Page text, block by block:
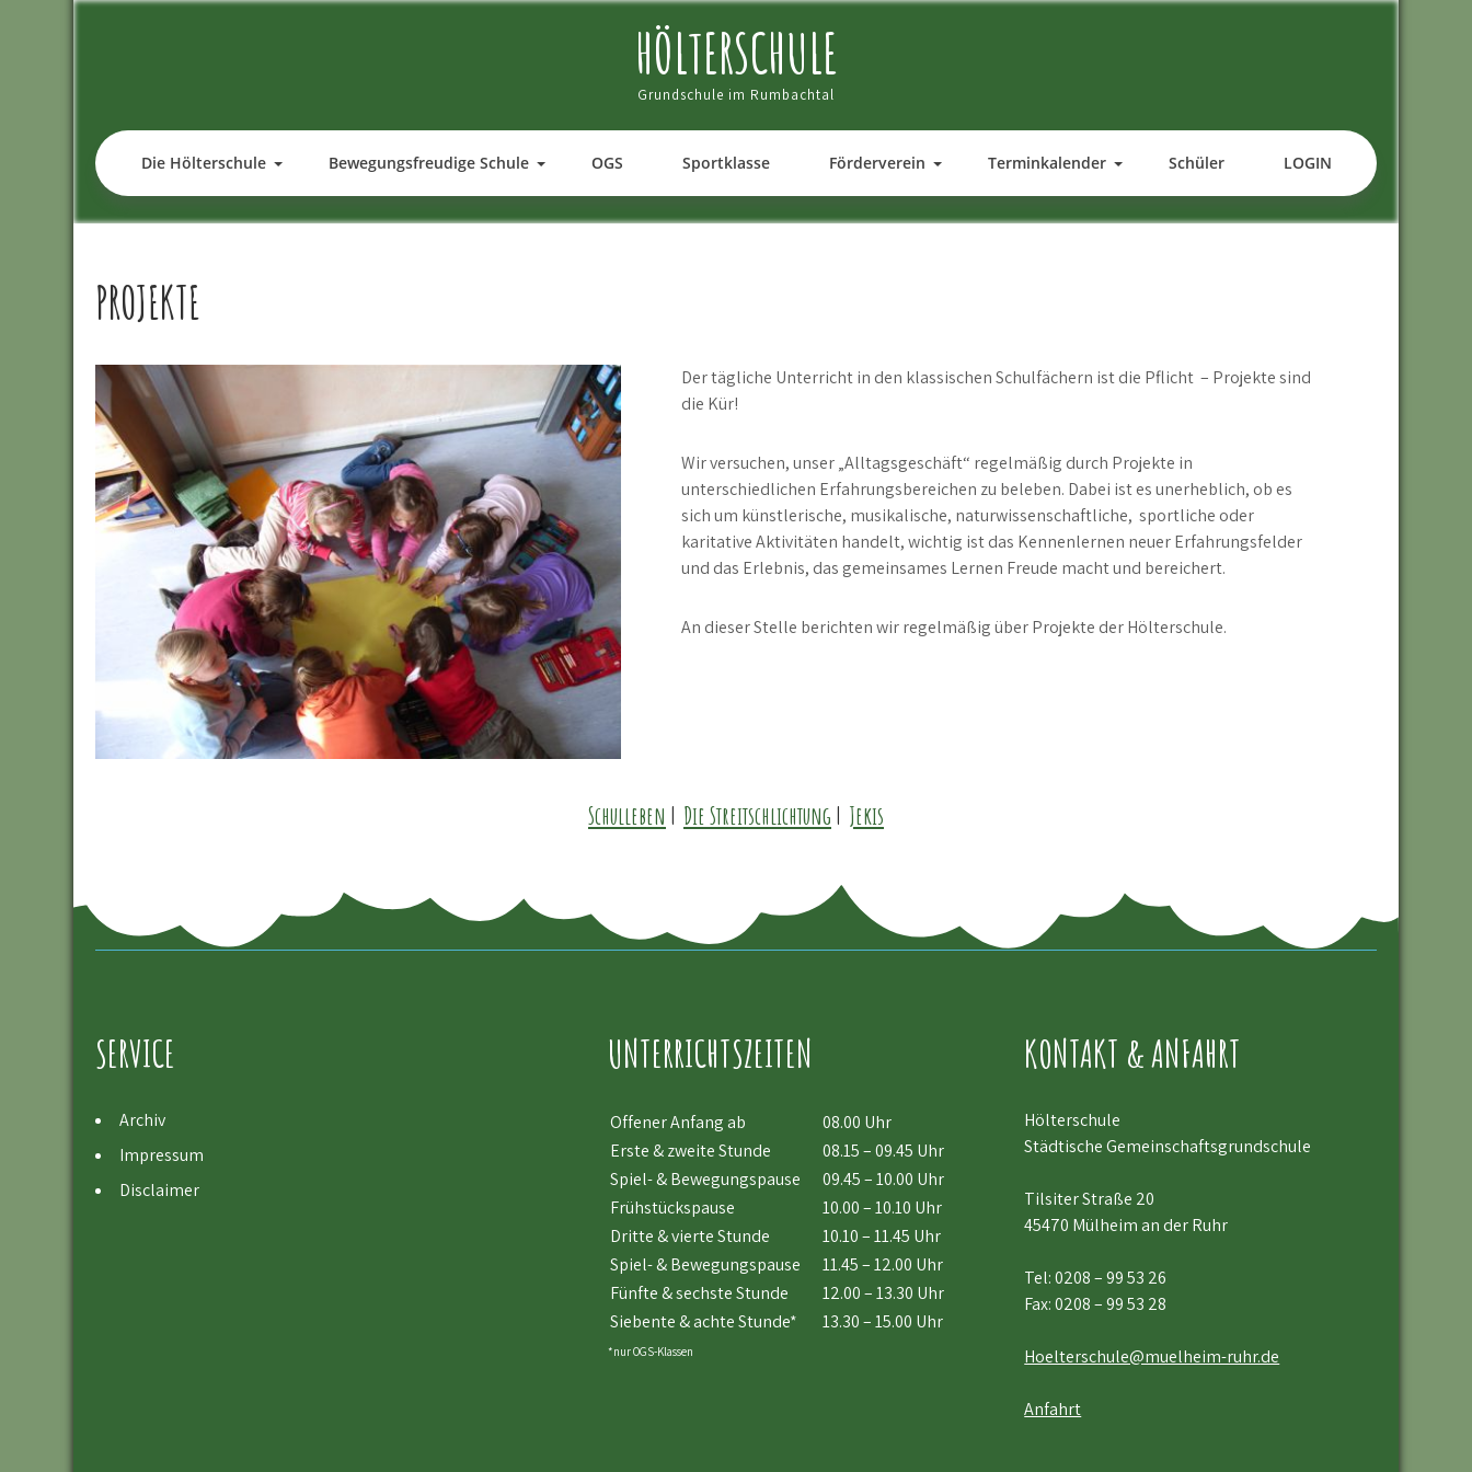
HÖLTERSCHULE
Grundschule im Rumbachtal
Die Hölterschule Bewegungsfreudige Schule OGS Sportklasse Förderverein Terminkalender Schüler LOGIN
PROJEKTE
Der tägliche Unterricht in den klassischen Schulfächern ist die Pflicht – Projekte sind
die Kür!
Wir versuchen, unser „Alltagsgeschäft“ regelmäßig durch Projekte in
unterschiedlichen Erfahrungsbereichen zu beleben. Dabei ist es unerheblich, ob es
sich um künstlerische, musikalische, naturwissenschaftliche, sportliche oder
karitative Aktivitäten handelt, wichtig ist das Kennenlernen neuer Erfahrungsfelder
und das Erlebnis, das gemeinsames Lernen Freude macht und bereichert.
An dieser Stelle berichten wir regelmäßig über Projekte der Hölterschule.
Schulleben | Die Streitschlichtung | Jekis
SERVICE
Archiv
Impressum
Disclaimer
UNTERRICHTSZEITEN
Offener Anfang ab
08.00 Uhr
Erste & zweite Stunde
08.15 – 09.45 Uhr
Spiel- & Bewegungspause
09.45 – 10.00 Uhr
Frühstückspause
10.00 – 10.10 Uhr
Dritte & vierte Stunde
10.10 – 11.45 Uhr
Spiel- & Bewegungspause
11.45 – 12.00 Uhr
Fünfte & sechste Stunde
12.00 – 13.30 Uhr
Siebente & achte Stunde*
13.30 – 15.00 Uhr
*nur OGS-Klassen
KONTAKT & ANFAHRT
Hölterschule
Städtische Gemeinschaftsgrundschule
Tilsiter Straße 20
45470 Mülheim an der Ruhr
Tel:0208 – 99 53 26
Fax: 0208 – 99 53 28
Hoelterschule@muelheim-ruhr.de
Anfahrt